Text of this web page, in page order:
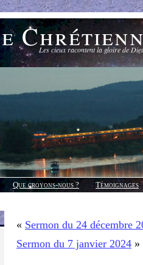
Les cieux racontent la gloire de
Que croyons-nous ?
Témoignages
« Sermon du 24 décembre
Sermon du 7 janvier 2024 »